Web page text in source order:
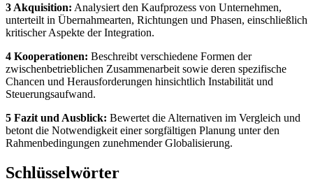
3 Akquisition: Analysiert den Kaufprozess von Unternehmen,
unterteilt in Übernahmearten, Richtungen und Phasen, einschließlich
kritischer Aspekte der Integration.
4 Kooperationen: Beschreibt verschiedene Formen der
zwischenbetrieblichen Zusammenarbeit sowie deren spezifische
Chancen und Herausforderungen hinsichtlich Instabilität und
Steuerungsaufwand.
5 Fazit und Ausblick: Bewertet die Alternativen im Vergleich und
betont die Notwendigkeit einer sorgfältigen Planung unter den
Rahmenbedingungen zunehmender Globalisierung.
Schlüsselwörter